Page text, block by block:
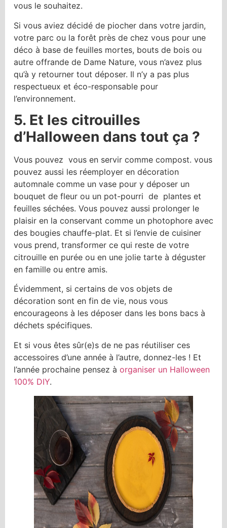
vous le souhaitez.
Si vous aviez décidé de piocher dans votre jardin,
votre parc ou la forêt près de chez vous pour une
déco à base de feuilles mortes, bouts de bois ou
autre offrande de Dame Nature, vous n’avez plus
qu’à y retourner tout déposer. Il n’y a pas plus
respectueux et éco-responsable pour
l’environnement.
5. Et les citrouilles
d’Halloween dans tout ça ?
Vous pouvez vous en servir comme compost. vous
pouvez aussi les réemployer en décoration
automnale comme un vase pour y déposer un
bouquet de fleur ou un pot-pourri de plantes et
feuilles séchées. Vous pouvez aussi prolonger le
plaisir en la conservant comme un photophore avec
des bougies chauffe-plat. Et si l’envie de cuisiner
vous prend, transformer ce qui reste de votre
citrouille en purée ou en une jolie tarte à déguster
en famille ou entre amis.
Évidemment, si certains de vos objets de
décoration sont en fin de vie, nous vous
encourageons à les déposer dans les bons bacs à
déchets spécifiques.
Et si vous êtes sûr(e)s de ne pas réutiliser ces
accessoires d’une année à l’autre, donnez-les ! Et
l’année prochaine pensez à organiser un Halloween
100% DIY.